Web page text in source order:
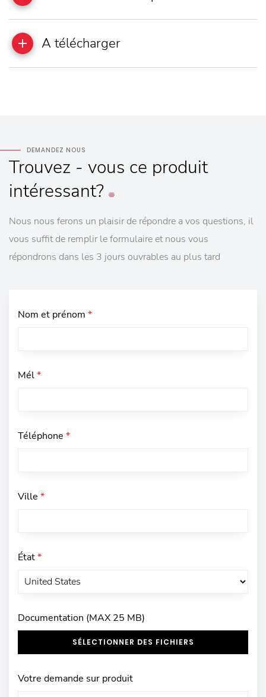
A télécharger
DEMANDEZ NOUS
Trouvez - vous ce produit
intéressant?
Nous nous ferons un plaisir de répondre a vos questions, il
vous suffit de remplir le formulaire et nous vous
répondrons dans les 3 jours ouvrables au plus tard
Nom et prénom *
Mél*
Téléphone *
Ville *
État*
Documentation (MAX 25 MB)
SÉLECTIONNER DES FICHIERS
Votre demande sur produit